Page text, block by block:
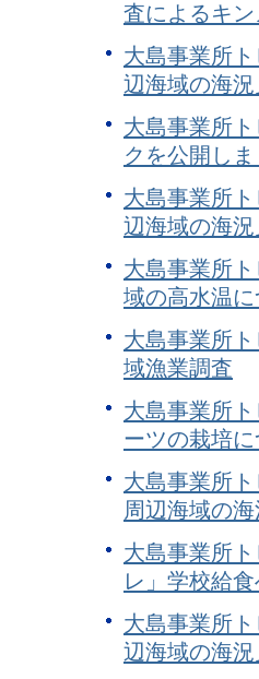
査によるキ
大島事業所
辺海域の海
大島事業所
クを公開し
大島事業所
辺海域の海
大島事業所
域の高水温
大島事業所
域漁業調査
大島事業所
ーツの栽培
大島事業所
周辺海域の
大島事業所
レ」学校給
大島事業所
辺海域の海